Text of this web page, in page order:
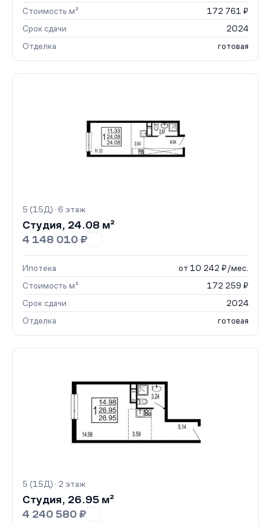
Стоимость м²
172 761 ₽
Срок сдачи
2024
Отделка
готовая
5 (15Д) · 6 этаж
Студия, 24.08 м²
4 148 010 ₽
Ипотека
от 10 242 ₽/мес.
Стоимость м²
172 259 ₽
Срок сдачи
2024
Отделка
готовая
5 (15Д) · 2 этаж
Студия, 26.95 м²
4 240 580 ₽